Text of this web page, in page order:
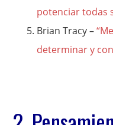
potenciar todas
Brian Tracy –
determinar y